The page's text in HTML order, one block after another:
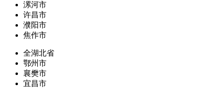
漯河市
许昌市
濮阳市
焦作市
全湖北省
鄂州市
襄樊市
宜昌市